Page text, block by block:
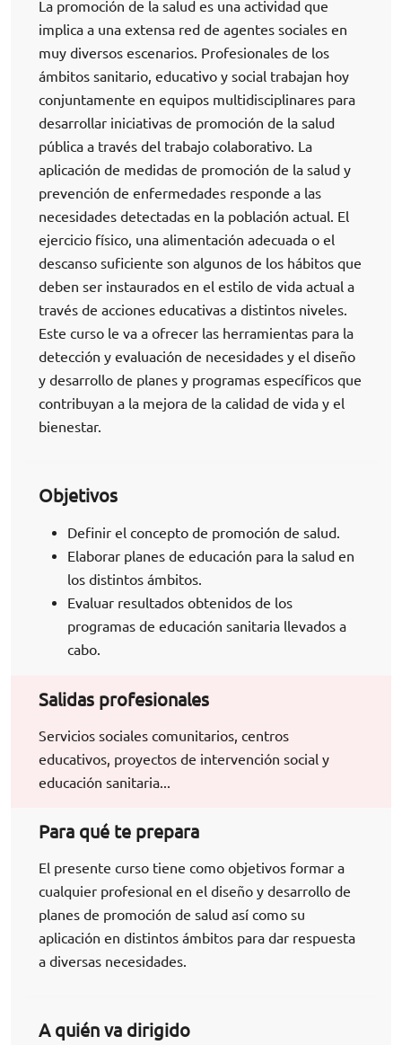
La promoción de la salud es una actividad que
implica a una extensa red de agentes sociales en
muy diversos escenarios. Profesionales de los
ámbitos sanitario, educativo y social trabajan hoy
conjuntamente en equipos multidisciplinares para
desarrollar iniciativas de promoción de la salud
pública a través del trabajo colaborativo. La
aplicación de medidas de promoción de la salud y
prevención de enfermedades responde a las
necesidades detectadas en la población actual. El
ejercicio físico, una alimentación adecuada o el
descanso suficiente son algunos de los hábitos que
deben ser instaurados en el estilo de vida actual a
través de acciones educativas a distintos niveles.
Este curso le va a ofrecer las herramientas para la
detección y evaluación de necesidades y el diseño
y desarrollo de planes y programas específicos que
contribuyan a la mejora de la calidad de vida y el
bienestar.
Objetivos
Definir el concepto de promoción de salud.
Elaborar planes de educación para la salud en
los distintos ámbitos.
Evaluar resultados obtenidos de los
programas de educación sanitaria llevados a
cabo.
Salidas profesionales
Servicios sociales comunitarios, centros
educativos, proyectos de intervención social y
educación sanitaria...
Para qué te prepara
El presente curso tiene como objetivos formar a
cualquier profesional en el diseño y desarrollo de
planes de promoción de salud así como su
aplicación en distintos ámbitos para dar respuesta
a diversas necesidades.
A quién va dirigido